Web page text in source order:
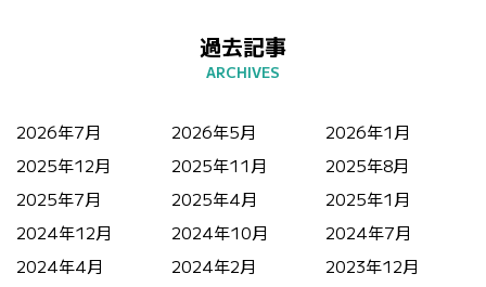
過去記事
2026年7月 2026年5月
2026年1月
2025年12月
2025年11月
2025年8月
2025年7月
2025年4月
2025年1月
2024年12月
2024年10月
2024年7月
2024年4月
2024年2月
2023年12月